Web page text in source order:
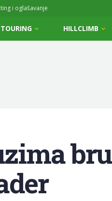
i oglašavanje
TOURING HILLCLIMB